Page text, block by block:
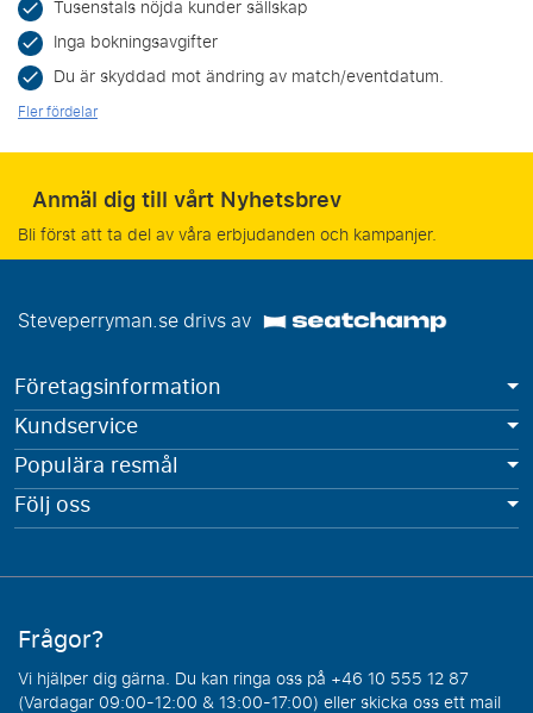
Tusenstals nöjda kunder sällskap
Inga bokningsavgifter
Du är skyddad mot ändring av match/eventdatum.
Fler fördelar
Anmäl dig till vårt Nyhetsbrev
Bli först att ta del av våra erbjudanden och kampanjer.
Steveperryman.se drivs av
Företagsinformation
Kundservice
Populära resmål
Följ oss
Frågor?
Vi hjälper dig gärna. Du kan ringa oss på +46 10 555 12 87
(Vardagar 09:00-12:00 & 13:00-17:00) eller skicka oss ett mail